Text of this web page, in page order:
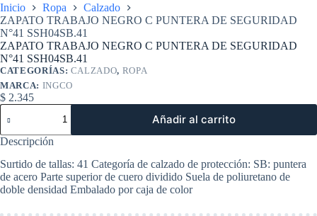
Inicio Ropa
Calzado
ZAPATO TRABAJO NEGRO C PUNTERA DE SEGURIDAD
N°41 SSH04SB.41
ZAPATO TRABAJO NEGRO C PUNTERA DE SEGURIDAD
N°41 SSH04SB.41
CATEGORÍAS: CALZADO, ROPA
MARCA: INGCO
$ 2.345
ZAPATO
TRABAJO
NEGRO
C
DE
SEGURIDAD
N°41
Añadir al carrito
Descripción
Surtido de tallas: 41 Categoría de calzado de protección: SB: puntera
de acero Parte superior de cuero dividido Suela de poliuretano de
doble densidad Embalado por caja de color